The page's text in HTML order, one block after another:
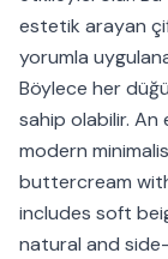
estetik arayan
yorumla
Böylece her
sahip olabilir.
modern
buttercream
includes soft
natural and